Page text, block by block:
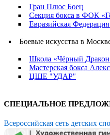
Гран Плюс Боец
Секция бокса в ФОК
Евразийская
Боевые искусства в
Школа «Чёрный
Мастерская бокса
ЦШЕ "УДАР"
СПЕЦИАЛЬНОЕ
Всероссийская сеть детских